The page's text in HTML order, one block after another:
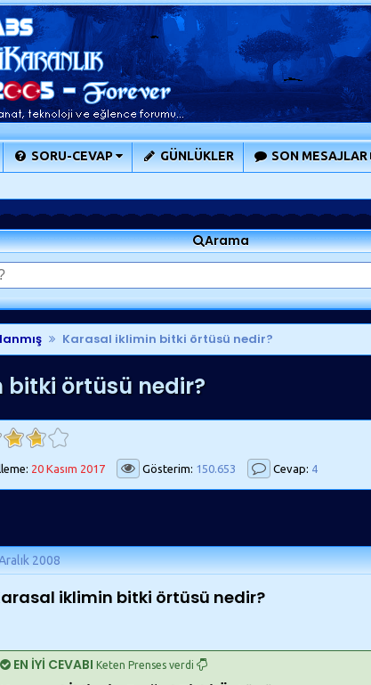
SORU-CEVAP GÜNLÜKLER SON MESAJLAR
Arama
Karasal iklimin bitki örtüsü nedir?
bitki örtüsü nedir?
20 Kasım 2017 Gösterim: 150.653 Cevap: 4
2008
iklimin bitki örtüsü nedir?
EN İYİ CEVABI Keten Prenses verdi